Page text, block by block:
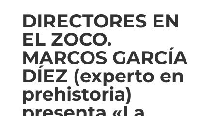
DIRECTORES EN
EL ZOCO.
MARCOS GARCÍA
DÍEZ (experto en
prehistoria)